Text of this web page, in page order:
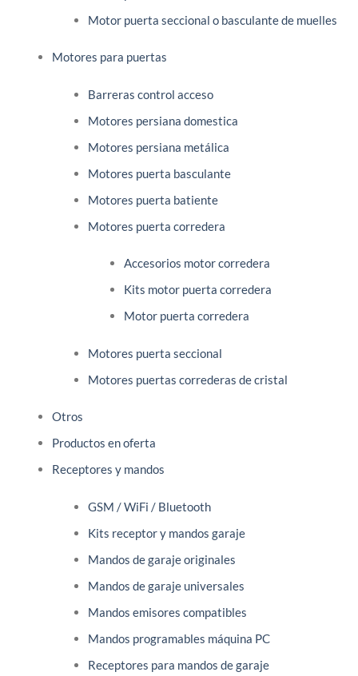
Motor puerta seccional o basculante de muelles
Motores para puertas
Barreras control acceso
Motores persiana domestica
Motores persiana metálica
Motores puerta basculante
Motores puerta batiente
Motores puerta corredera
Accesorios motor corredera
Kits motor puerta corredera
Motor puerta corredera
Motores puerta seccional
Motores puertas correderas de cristal
Otros
Productos en oferta
Receptores y mandos
GSM / WiFi / Bluetooth
Kits receptor y mandos garaje
Mandos de garaje originales
Mandos de garaje universales
Mandos emisores compatibles
Mandos programables máquina PC
Receptores para mandos de garaje